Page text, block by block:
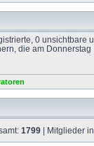
0 unsichtbare
die am
1799 | Mitglieder